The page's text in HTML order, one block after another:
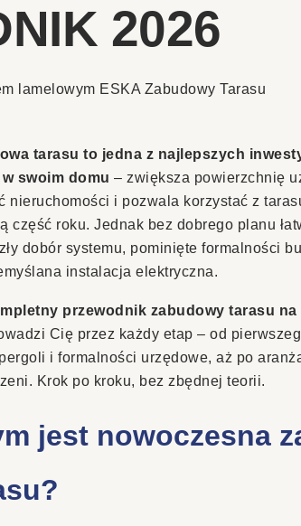
2026
tarasu to jedna z najlepszych
swoim domu – zwiększa powierzchnię
nieruchomości i pozwala korzystać z
część roku. Jednak bez dobrego planu
zły dobór systemu, pominięte formalności
instalacja elektryczna.
przewodnik zabudowy tarasu na
Cię przez każdy etap – od
i formalności urzędowe, aż po
Krok po kroku, bez zbędnej teorii.
jest nowoczesna